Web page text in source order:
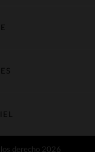
al cliente
derecho 2026